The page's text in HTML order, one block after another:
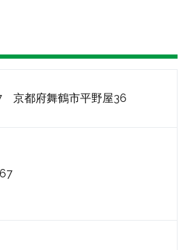
京都府舞鶴市平野屋36